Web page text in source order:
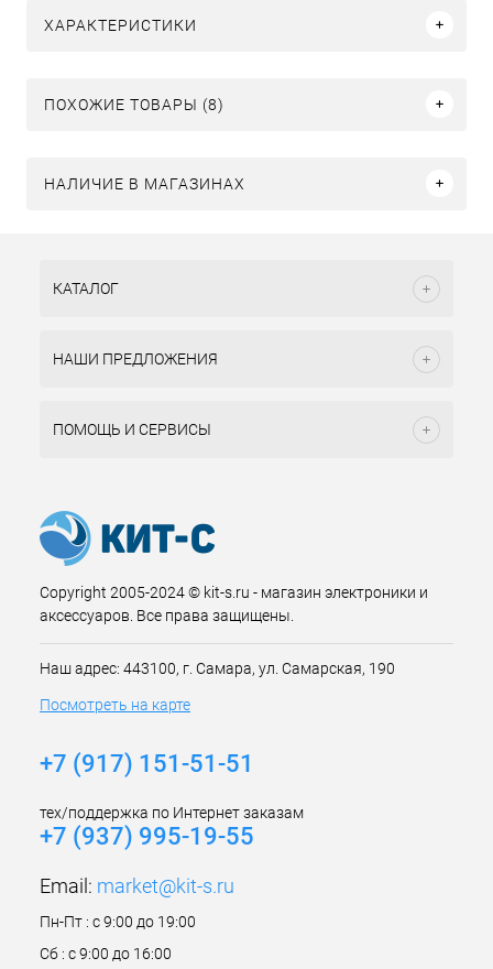
ХАРАКТЕРИСТИКИ
ПОХОЖИЕ ТОВАРЫ (8)
НАЛИЧИЕ В МАГАЗИНАХ
КАТАЛОГ
НАШИ ПРЕДЛОЖЕНИЯ
ПОМОЩЬ И СЕРВИСЫ
Copyright 2005-2024 © kit-s.ru - магазин электроники и
аксессуаров. Все права защищены.
Наш адрес: 443100, г. Самара, ул. Самарская, 190
Посмотреть на карте
+7 (917) 151-51-51
тех/поддержка по Интернет заказам
+7 (937) 995-19-55
Email: market@kit-s.ru
Пн-Пт : с 9:00 до 19:00
Сб : с 9:00 до 16:00